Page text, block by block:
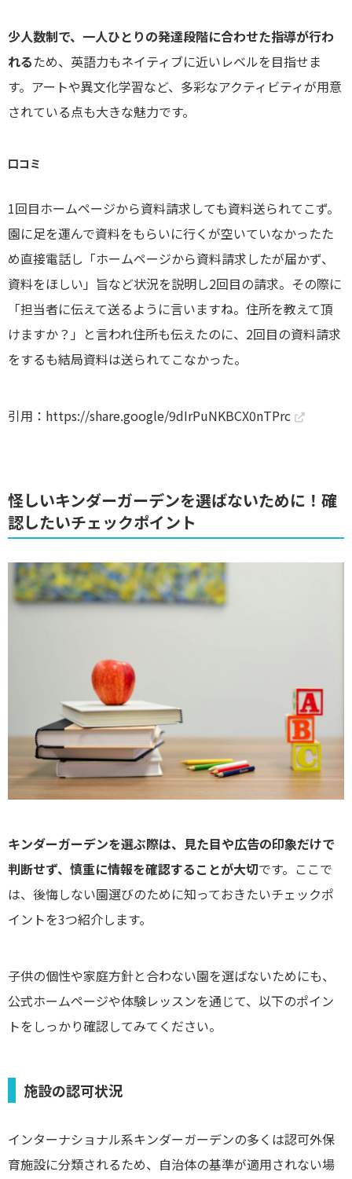
少人数制で、一人ひとりの発達段階に合わせた指導が行わ
れるため、英語力もネイティブに近いレベルを目指せま
す。アートや異文化学習など、多彩なアクティビティが用意
されている点も大きな魅力です。
口コミ
1回目ホームページから資料請求しても資料送られてこず。
園に足を運んで資料をもらいに行くが空いていなかったた
め直接電話し「ホームページから資料請求したが届かず、
資料をほしい」旨など状況を説明し2回目の請求。その際に
「担当者に伝えて送るように言いますね。住所を教えて頂
けますか？」と言われ住所も伝えたのに、2回目の資料請求
をするも結局資料は送られてこなかった。
引用： https://share.google/9dIrPuNKBCX0nTPrc
怪しいキンダーガーデンを選ばないために！確
認したいチェックポイント
キンダーガーデンを選ぶ際は、見た目や広告の印象だけで
判断せず、慎重に情報を確認することが大切です。ここで
は、後悔しない園選びのために知っておきたいチェックポ
イントを3つ紹介します。
子供の個性や家庭方針と合わない園を選ばないためにも、
公式ホームページや体験レッスンを通じて、以下のポイン
トをしっかり確認してみてください。
施設の認可状況
インターナショナル系キンダーガーデンの多くは認可外保
育施設に分類されるため、自治体の基準が適用されない場